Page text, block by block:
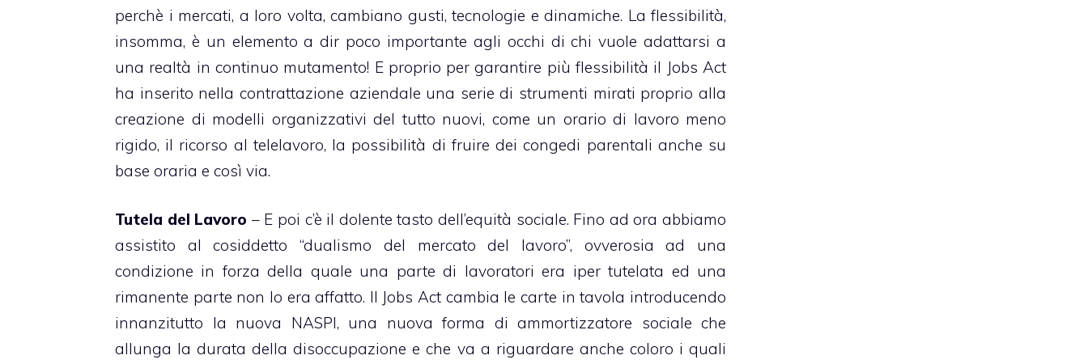
perchè i mercati, a loro volta, cambiano gusti, tecnologie e dinamiche. La flessibilità,
insomma, è un elemento a dir poco importante agli occhi di chi vuole adattarsi a
una realtà in continuo mutamento! E proprio per garantire più flessibilità il Jobs Act
ha inserito nella contrattazione aziendale una serie di strumenti mirati proprio alla
creazione di modelli organizzativi del tutto nuovi, come un orario di lavoro meno
rigido, il ricorso al telelavoro, la possibilità di fruire dei congedi parentali anche su
base oraria e così via.
Tutela del Lavoro – E poi c’è il dolente tasto dell’equità sociale. Fino ad ora abbiamo
assistito al cosiddetto “dualismo del mercato del lavoro”, ovverosia ad una
condizione in forza della quale una parte di lavoratori era iper tutelata ed una
rimanente parte non lo era affatto. Il Jobs Act cambia le carte in tavola introducendo
innanzitutto la nuova NASPI, una nuova forma di ammortizzatore sociale che
allunga la durata della disoccupazione e che va a riguardare anche coloro i quali